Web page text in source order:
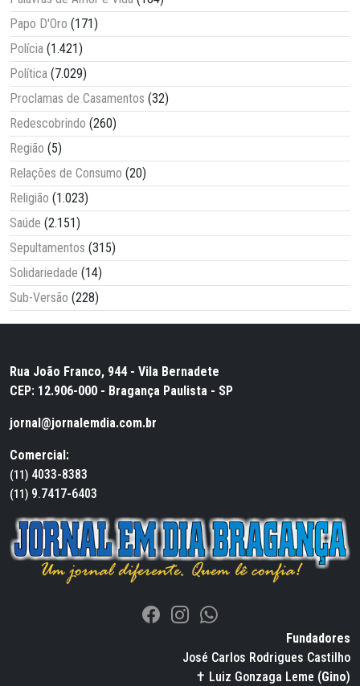
Papo D'Oro (171)
Polícia (1.421)
Política (7.029)
Proclamas de Casamentos (32)
Redescobrindo (260)
Região (5)
Relações de Consumo (20)
Religião (1.023)
Saúde (2.151)
Sepultamentos (315)
Solidariedade (14)
Sub-Versão (228)
Rua João Franco, 944 - Vila Bernadete
CEP: 12.906-000 - Bragança Paulista - SP
jornal@jornalemdia.com.br
Comercial:
(11) 4033-8383
(11) 9.7417-6403
Fundadores
José Carlos Rodrigues Castilho
✝ Luiz Gonzaga Leme (Gino)